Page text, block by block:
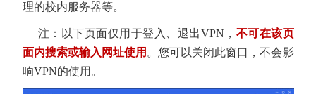
理的校内服务器等。
注：以下页面仅用于登入、退出VPN， 不可在该页
面内搜索或输入网址使用 。您可以关闭此窗口，不会影
响VPN的使用。